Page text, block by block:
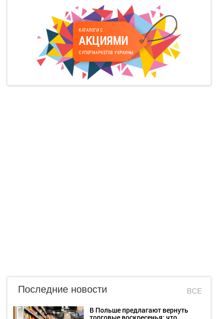
КАТАЛОГИ С
АКЦИЯМИ
СУПЕРМАРКЕТОВ УКРАИНЫ
Последние новости ВСЕ
В Польше предлагают вернуть
торговые воскресенья: что